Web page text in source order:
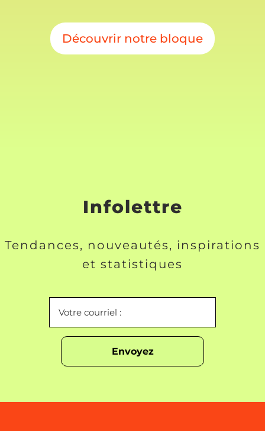
Découvrir notre bloque
Infolettre
Tendances, nouveautés, inspirations
et statistiques